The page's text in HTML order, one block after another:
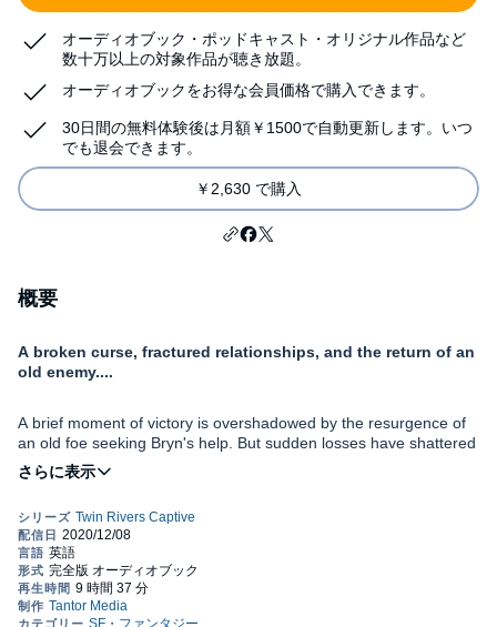
オーディオブック・ポッドキャスト・オリジナル作品など
数十万以上の対象作品が聴き放題。
オーディオブックをお得な会員価格で購入できます。
30日間の無料体験後は月額￥1500で自動更新します。いつ
でも退会できます。
￥2,630 で購入
概要
A broken curse, fractured relationships, and the return of an
old enemy....
A brief moment of victory is overshadowed by the resurgence of
an old foe seeking Bryn's help. But sudden losses have shattered
Bryn, and she must take solace in the men who haven't
abandoned her.
Her hope to start a new life with her remaining lovers is dashed
when a dangerous supernatural drug makes its way to the
streets. She can't begin again when the poison that ruined her life
is left unchecked to destroy more families.